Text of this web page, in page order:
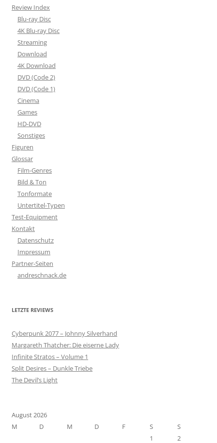
Review Index
Blu-ray Disc
4K Blu-ray Disc
Streaming
Download
4K Download
DVD (Code 2)
DVD (Code 1)
Cinema
Games
HD-DVD
Sonstiges
Figuren
Glossar
Film-Genres
Bild & Ton
Tonformate
Untertitel-Typen
Test-Equipment
Kontakt
Datenschutz
Impressum
Partner-Seiten
andreschnack.de
LETZTE REVIEWS
Cyberpunk 2077 – Johnny Silverhand
Margareth Thatcher: Die eiserne Lady
Infinite Stratos – Volume 1
Split Desires – Dunkle Triebe
The Devil’s Light
August 2026
M
D M D F S
S
1
2